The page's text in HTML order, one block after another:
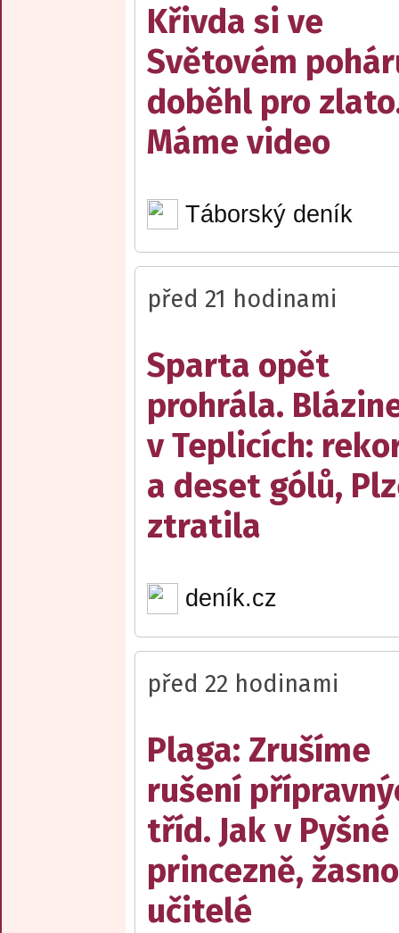
Křivda si ve
Světovém
doběhl pro
Máme video
Táborský deník
před 21 hodinami
Sparta opět
prohrála.
v Teplicích:
a deset gólů,
ztratila
deník.cz
před 22 hodinami
Plaga: Zrušíme
rušení
tříd. Jak v Pyšné
princezně,
učitelé